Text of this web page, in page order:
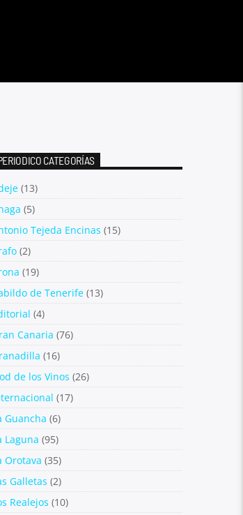
CATEGORÍAS
(13)
(5)
Tejeda Encinas (15)
(2)
(19)
de Tenerife(13)
(4)
Canaria (76)
(16)
de los Vinos (26)
(17)
Guancha (6)
Laguna (95)
Orotava (35)
Galletas (2)
Realejos (10)